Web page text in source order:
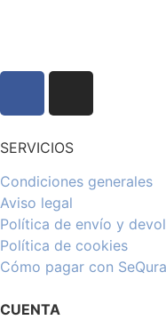
SERVICIOS
Condiciones generales
Aviso legal
Política de envío y
Política de cookies
Cómo pagar con SeQura
CUENTA